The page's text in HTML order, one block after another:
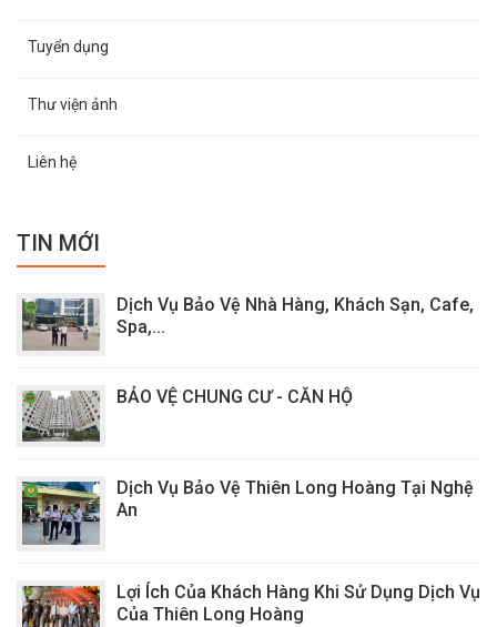
Tuyển dụng
Thư viện ảnh
Liên hệ
TIN MỚI
Dịch Vụ Bảo Vệ Nhà Hàng, Khách Sạn, Cafe,
Spa,...
BẢO VỆ CHUNG CƯ - CĂN HỘ
Dịch Vụ Bảo Vệ Thiên Long Hoàng Tại Nghệ
An
Lợi Ích Của Khách Hàng Khi Sử Dụng Dịch Vụ
Của Thiên Long Hoàng